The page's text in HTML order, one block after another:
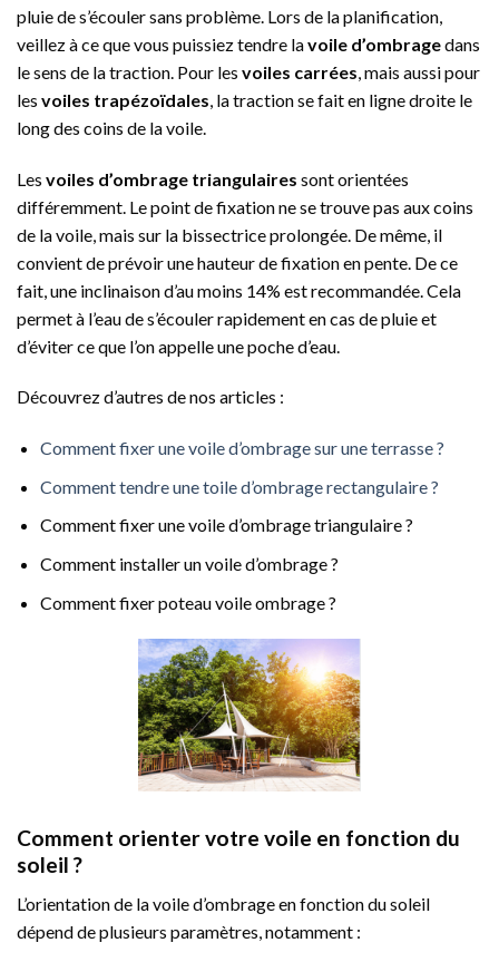
pluie de s’écouler sans problème. Lors de la planification,
veillez à ce que vous puissiez tendre lavoile d’ombragedans
le sens de la traction. Pour les voiles carrées , mais aussi pour
les voiles trapézoïdales , la traction se fait en ligne droite le
long des coins de la voile.
Les voiles d’ombrage triangulaires sont orientées
différemment. Le point de fixation ne se trouve pas aux coins
de la voile, mais sur la bissectrice prolongée. De même, il
convient de prévoir une hauteur de fixation en pente. De ce
fait, une inclinaison d’au moins 14% est recommandée. Cela
permet à l’eau de s’écouler rapidement en cas de pluie et
d’éviter ce que l’on appelle une poche d’eau.
Découvrez d’autres de nos articles :
Comment fixer une voile d’ombrage sur une terrasse ?
Comment tendre une toile d’ombrage rectangulaire ?
Comment fixer une voile d’ombrage triangulaire ?
Comment installer un voile d’ombrage ?
Comment fixer poteau voile ombrage ?
Comment orienter votre voile en fonction du
soleil ?
L’orientation de la voile d’ombrage en fonction du soleil
dépend de plusieurs paramètres, notamment :